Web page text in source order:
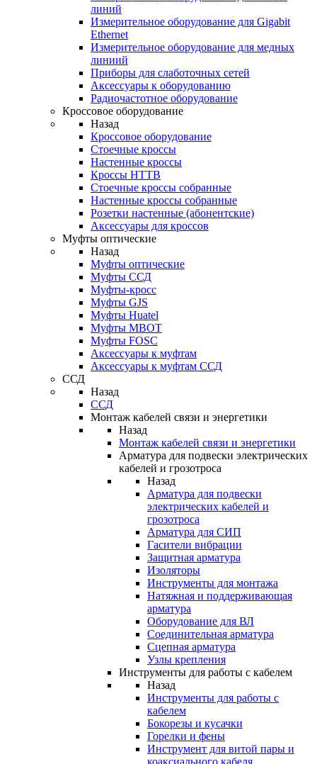
линий
Измерительное оборудование для Gigabit
Ethernet
Измерительное оборудование для медных
линиий
Приборы для слаботочных сетей
Аксессуары к оборудованию
Радиочастотное оборудование
Кроссовое оборудование
Назад
Кроссовое оборудование
Стоечные кроссы
Настенные кроссы
Кроссы HTTB
Стоечные кроссы собранные
Настенные кроссы собранные
Розетки настенные (абонентские)
Аксессуары для кроссов
Муфты оптические
Назад
Муфты оптические
Муфты ССД
Муфты-кросс
Муфты GJS
Муфты Huatel
Муфты МВОТ
Муфты FOSC
Аксессуары к муфтам
Аксессуары к муфтам ССД
ССД
Назад
ССД
Монтаж кабелей связи и энергетики
Назад
Монтаж кабелей связи и энергетики
Арматура для подвески электрических
кабелей и грозотроса
Назад
Арматура для подвески
электрических кабелей и
грозотроса
Арматура для СИП
Гасители вибрации
Защитная арматура
Изоляторы
Инструменты для монтажа
Натяжная и поддерживающая
арматура
Оборудование для ВЛ
Соединительная арматура
Сцепная арматура
Узлы крепления
Инструменты для работы с кабелем
Назад
Инструменты для работы с
кабелем
Бокорезы и кусачки
Горелки и фены
Инструмент для витой пары и
коаксиального кабеля